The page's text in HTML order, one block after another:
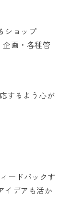
ショップ
企画・各種管
するよう心が
ードバックす
イデアも活か